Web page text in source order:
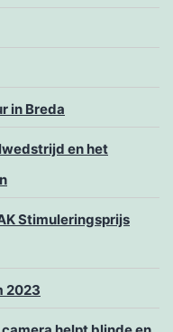
in Breda
en het
Stimuleringsprijs
2023